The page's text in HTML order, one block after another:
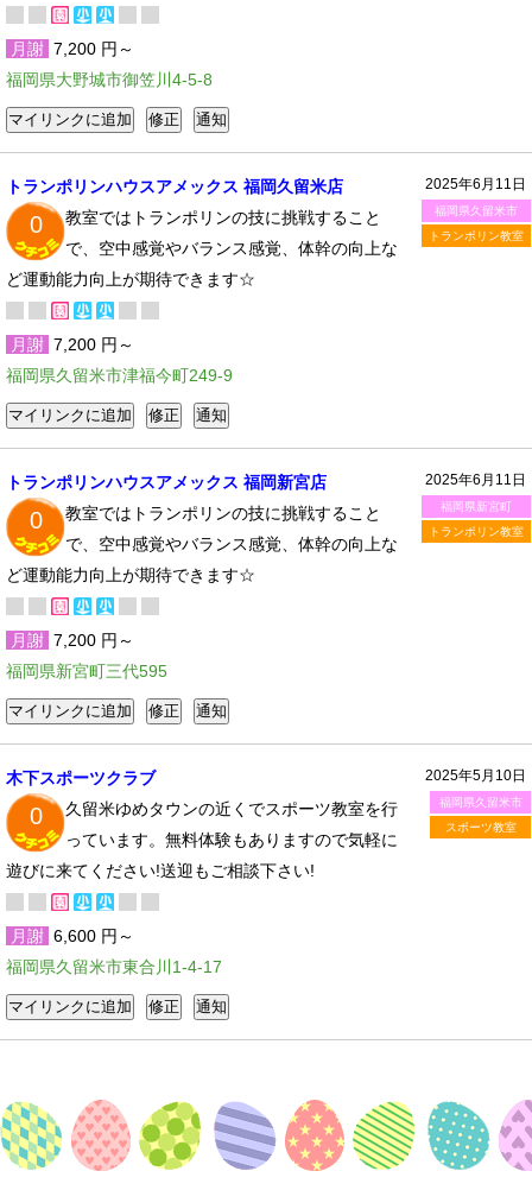
月謝 7,200 円～
福岡県大野城市御笠川4-5-8
2025年6月11日
福岡県久留米市
トランポリン教室
トランポリンハウスアメックス 福岡久留米店
0
教室ではトランポリンの技に挑戦すること
で、空中感覚やバランス感覚、体幹の向上な
ど運動能力向上が期待できます☆
月謝 7,200 円～
福岡県久留米市津福今町249-9
2025年6月11日
福岡県新宮町
トランポリン教室
トランポリンハウスアメックス 福岡新宮店
0
教室ではトランポリンの技に挑戦すること
で、空中感覚やバランス感覚、体幹の向上な
ど運動能力向上が期待できます☆
月謝 7,200 円～
福岡県新宮町三代595
2025年5月10日
福岡県久留米市
スポーツ教室
木下スポーツクラブ
0
久留米ゆめタウンの近くでスポーツ教室を行
っています。無料体験もありますので気軽に
遊びに来てください!送迎もご相談下さい!
月謝 6,600 円～
福岡県久留米市東合川1-4-17